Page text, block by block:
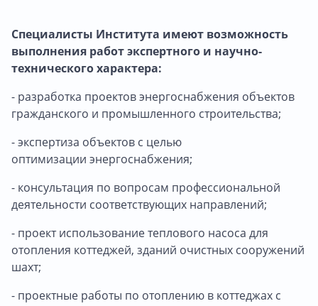
Специалисты Института имеют возможность
выполнения работ экспертного и научно-
технического характера:
- разработка проектов энергоснабжения объектов
гражданского и промышленного строительства;
- экспертиза объектов с целью
оптимизации энергоснабжения;
- консультация по вопросам профессиональной
деятельности соответствующих направлений;
- проект использование теплового насоса для
отопления коттеджей, зданий очистных сооружений
шахт;
- проектные работы по отоплению в коттеджах с